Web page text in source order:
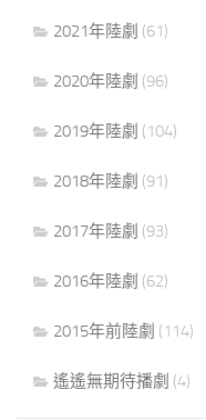
2021年陸劇 (61)
2020年陸劇 (96)
2019年陸劇 (104)
2018年陸劇 (91)
2017年陸劇 (93)
2016年陸劇 (62)
2015年前陸劇 (114)
遙遙無期待播劇 (4)